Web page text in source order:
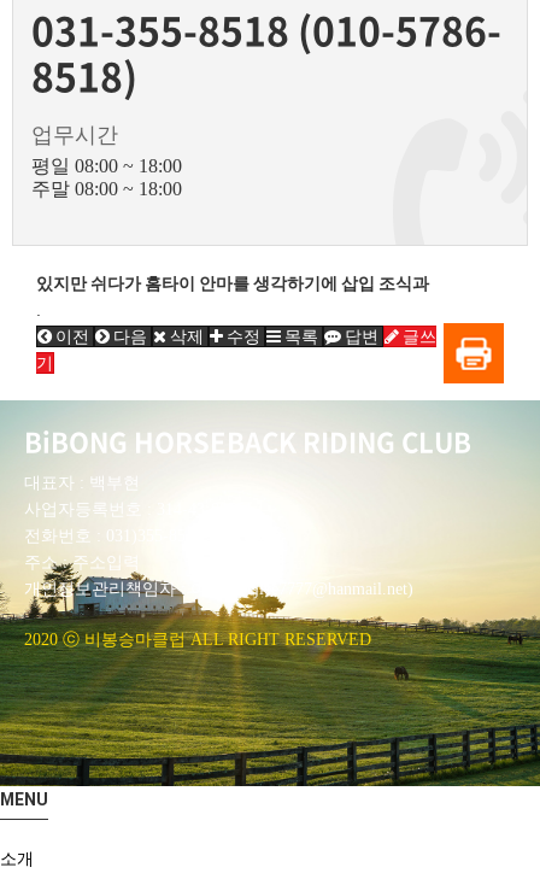
031-355-8518 (010-5786-
8518)
업무시간
평일 08:00 ~ 18:00
주말 08:00 ~ 18:00
있지만 쉬다가 홈타이 안마를 생각하기에 삽입 조식과
이전
다음 삭제 수정 목록 답변
글쓰
기
BiBONG HORSEBACK RIDING CLUB
대표자 : 백부현
사업자등록번호 : 314-43-00551
전화번호 : 031)355-8518
주소 : 주소입력
개인정보관리책임자 : 이은정(ejlee7777@hanmail.net)
2020 ⓒ 비봉승마클럽 ALL RIGHT RESERVED
MENU
소개